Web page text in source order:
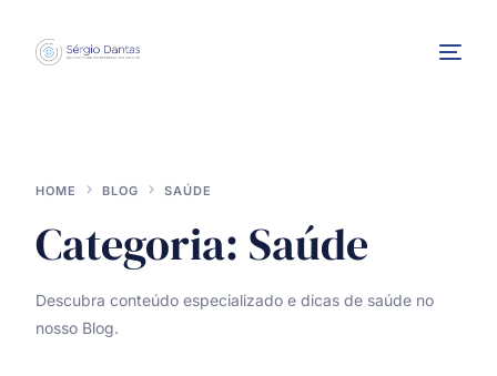
HOME BLOG SAÚDE
Categoria: Saúde
Descubra conteúdo especializado e dicas de saúde no
nosso Blog.
INTERVENÇÕES